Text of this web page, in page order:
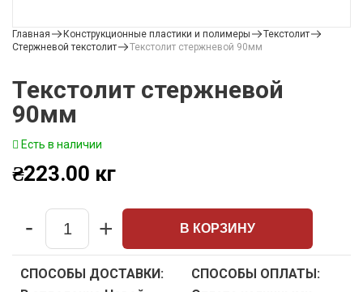
Главная Конструкционные пластики и полимеры
Текстолит
Стержневой текстолит
Текстолит стержневой 90мм
Текстолит стержневой
90мм
Есть в наличии
₴223.00 кг
Quantity
- + В КОРЗИНУ
СПОСОБЫ ДОСТАВКИ:
СПОСОБЫ ОПЛАТЫ: